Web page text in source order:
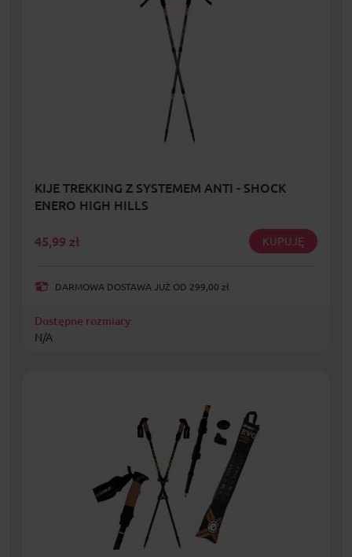
KIJE TREKKING Z SYSTEMEM ANTI - SHOCK
ENERO HIGH HILLS
45,99 zł KUPUJĘ
DARMOWA DOSTAWA JUŻ OD 299,00 zł
Dostępne rozmiary:
N/A